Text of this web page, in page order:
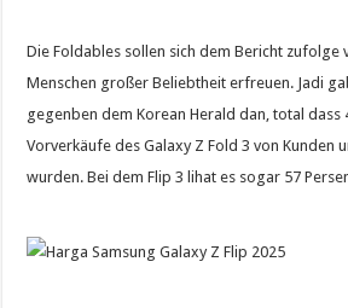
Die Foldables sollen sich dem Bericht zufolge
Menschen großer Beliebtheit erfreuen. Jadi
gegenben dem Korean Herald dan, total dass
Vorverkäufe des Galaxy Z Fold 3 von Kunden
wurden. Bei dem Flip 3 lihat es sogar 57